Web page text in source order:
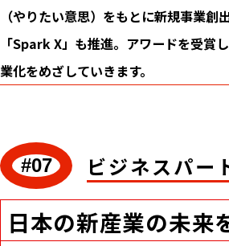
（やりたい意思）をもとに新規事業創
「Spark X」も推進。アワードを受賞
業化をめざしていきます。
#07 ビジネスパー
日本の新産業の未来